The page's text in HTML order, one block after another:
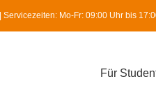
Mo-Fr: 09:00 Uhr bis
Für